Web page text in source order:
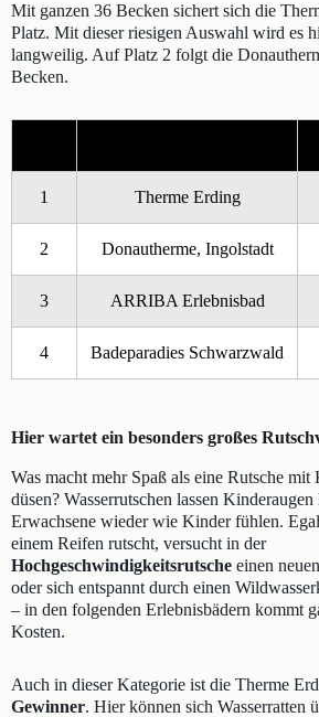
Mit ganzen 36 Becken sichert sich die
Platz. Mit dieser riesigen Auswahl wird es
langweilig. Auf Platz 2 folgt die
Becken.
1 Therme Erding
2 Donautherme, Ingolstadt
3 ARRIBA Erlebnisbad
4 Badeparadies Schwarzwald
Hier wartet ein besonders großes
Was macht mehr Spaß als eine Rutsche mit
düsen? Wasserrutschen lassen
Erwachsene wieder wie Kinder fühlen.
einem Reifen rutscht, versucht in der
Hochgeschwindigkeitsrutsche einen
oder sich entspannt durch einen
– in den folgenden Erlebnisbädern kommt
Kosten.
Auch in dieser Kategorie ist die Therme
Gewinner. Hier können sich Wasserratten